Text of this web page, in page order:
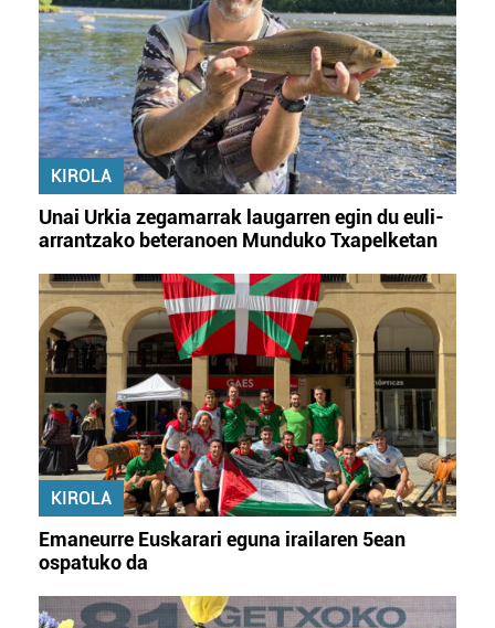
KIROLA
Unai Urkia zegamarrak laugarren egin du euli-
arrantzako beteranoen Munduko Txapelketan
KIROLA
Emaneurre Euskarari eguna irailaren 5ean
ospatuko da